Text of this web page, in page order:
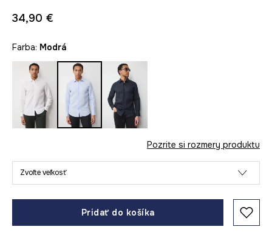
34,90 €
Farba: modrá
Pozrite si rozmery produktu
Zvoľte veľkosť
Pridať do košíka